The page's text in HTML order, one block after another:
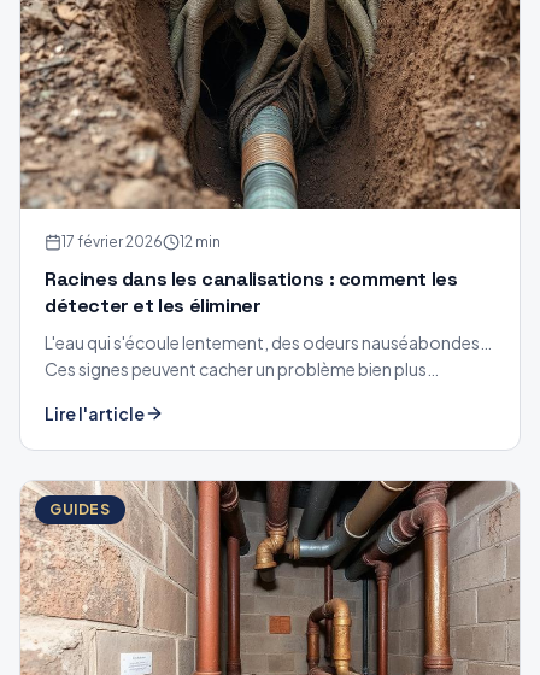
17 février 2026 12 min
Racines dans les canalisations : comment les
détecter et les éliminer
L'eau qui s'écoule lentement, des odeurs nauséabondes…
Ces signes peuvent cacher un problème bien plus
Lire l'article
GUIDES